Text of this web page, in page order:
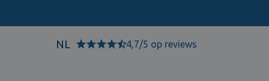
NL 4,7/5 op reviews